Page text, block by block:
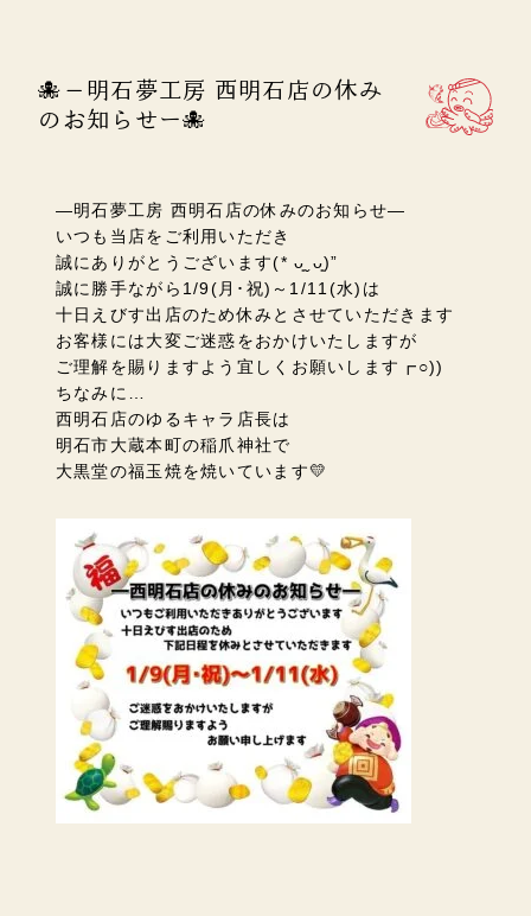
🐙－明石夢工房 西明石店の休み
のお知らせー🐙
―明石夢工房 西明石店の休みのお知らせ―
いつも当店をご利用いただき
誠にありがとうございます(* ᴗ͈ˬᴗ͈)”
誠に勝手ながら1/9(月･祝)～1/11(水)は
十日えびす出店のため休みとさせていただきます
お客様には大変ご迷惑をおかけいたしますが
ご理解を賜りますよう宜しくお願いします ┏○))
ちなみに…
西明石店のゆるキャラ店長は
明石市大蔵本町の稲爪神社で
大黒堂の福玉焼を焼いています💛